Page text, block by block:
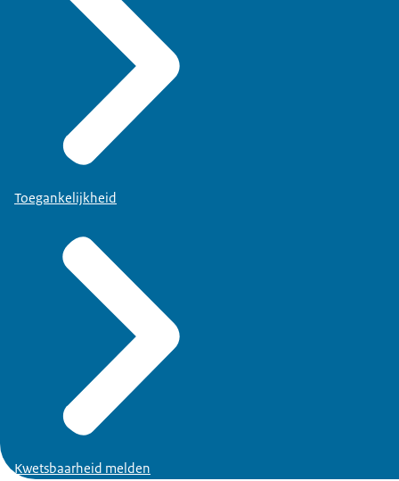
Toegankelijkheid
Kwetsbaarheid melden